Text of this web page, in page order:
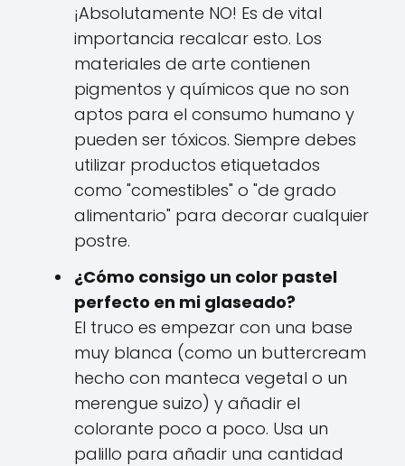
¡Absolutamente NO! Es de vital
importancia recalcar esto. Los
materiales de arte contienen
pigmentos y químicos que no son
aptos para el consumo humano y
pueden ser tóxicos. Siempre debes
utilizar productos etiquetados
como "comestibles" o "de grado
alimentario" para decorar cualquier
postre.
¿Cómo consigo un color pastel
perfecto en mi glaseado?
El truco es empezar con una base
muy blanca (como un buttercream
hecho con manteca vegetal o un
merengue suizo) y añadir el
colorante poco a poco. Usa un
palillo para añadir una cantidad